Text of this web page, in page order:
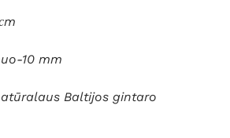
10 mm
Baltijos gintaro